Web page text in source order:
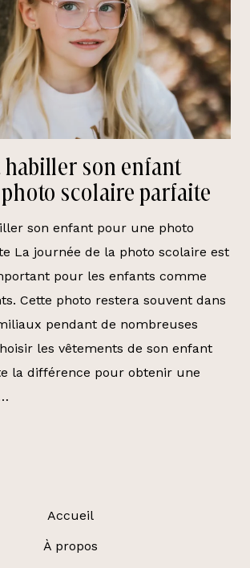
habiller son enfant
scolaire parfaite
son enfant pour une photo
La journée de la photo scolaire est
pour les enfants comme
Cette photo restera souvent dans
pendant de nombreuses
les vêtements de son enfant
la différence pour obtenir une
Accueil
À propos